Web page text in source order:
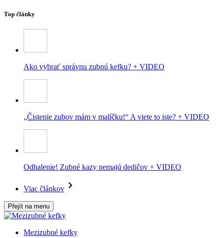
Top články
Ako vybrať správnu zubnú kefku? + VIDEO
„Čistenie zubov mám v malíčku!“ A viete to iste? + VIDEO
Odhalenie! Zubné kazy nemajú dedičov + VIDEO
Viac článkov
Přejít na menu
Mezizubné kefky